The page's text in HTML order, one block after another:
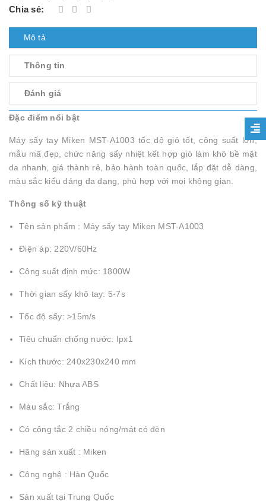
Chia sẻ:
Mô tả
Thông tin
Đánh giá
Đặc điểm nổi bật
Máy sấy tay Miken MST-A1003 tốc độ gió tốt, công suất lớn,
mẫu mã đẹp, chức năng sấy nhiệt kết hợp gió làm khô bề mặt
da nhanh, giá thành rẻ, bảo hành toàn quốc, lắp đặt dễ dàng,
màu sắc kiểu dáng đa dạng, phù hợp với mọi không gian.
Thông số kỹ thuật
Tên sản phẩm : Máy sấy tay Miken MST-A1003
Điện áp: 220V/60Hz
Công suất định mức: 1800W
Thời gian sấy khô tay: 5-7s
Tốc độ sấy: >15m/s
Tiêu chuẩn chống nước: Ipx1
Kích thước: 240x230x240 mm
Chất liệu: Nhựa ABS
Màu sắc: Trắng
Có công tắc 2 chiều nóng/mát có đèn
Hãng sản xuất : Miken
Công nghệ : Hàn Quốc
Sản xuất tại Trung Quốc